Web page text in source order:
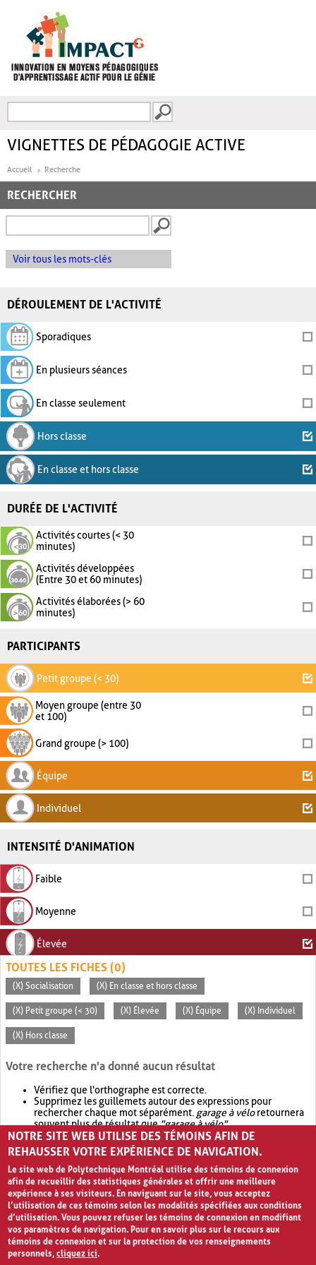
FORMULAIRE DE
VIGNETTES DE PÉDAGOGIE ACTIVE
Accueil Recherche
RECHERCHER
Voir tous les mots-clés
DÉROULEMENT DE L'ACTIVITÉ
Sporadiques
En plusieurs séances
En classe seulement
Hors classe
En classe et hors classe
DURÉE DE L'ACTIVITÉ
Activités courtes (< 30
minutes)
Activités développées
(Entre 30 et 60 minutes)
Activités élaborées (> 60
minutes)
PARTICIPANTS
Petit groupe (< 30)
Moyen groupe (entre 30
et 100)
Grand groupe (> 100)
Équipe
Individuel
INTENSITÉ D'ANIMATION
Faible
Moyenne
Élevée
TOUTES LES FICHES (0)
(X) Socialisation (X) En classe et hors classe
(X) Petit groupe (< 30) (X) Élevée (X) Équipe (X) Individuel
(X) Hors classe
Votre recherche n'a donné aucun résultat
Vérifiez que l'orthographe est correcte.
Supprimez les guillemets autour des expressions pour
rechercher chaque mot séparément. garage à véloretournera
souvent plus de résultat que"garage à vélo".
Envisagez d'élargir votre recherche avec OR.garage OR vélo
retournera souvent plus de résultat quegarage à vélo
NOTRE SITE WEB UTILISE DES TÉMOINS AFIN DE
REHAUSSER VOTRE EXPÉRIENCE DE NAVIGATION.
Le site web de Polytechnique Montréal utilise des témoins de connexion
afin de recueillir des statistiques générales et offrir une meilleure
expérience à ses visiteurs. En naviguant sur le site, vous acceptez
l’utilisation de ces témoins selon les modalités spécifiées aux conditions
d’utilisation. Vous pouvez refuser les témoins de connexion en modifiant
vos paramètres de navigation. Pour en savoir plus sur le recours aux
témoins de connexion et sur la protection de vos renseignements
personnels,cliquez ici.